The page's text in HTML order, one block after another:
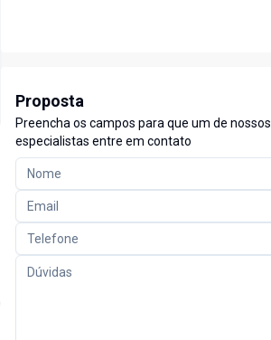
Proposta
Preencha os campos para que um de nossos
especialistas entre em contato